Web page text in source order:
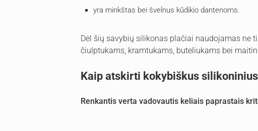
yra minkštas bei švelnus kūdikio dantenoms.
Dėl šių savybių silikonas plačiai naudojamas ne
čiulptukams, kramtukams, buteliukams bei
Kaip atskirti kokybiškus
Renkantis verta vadovautis keliais paprastais